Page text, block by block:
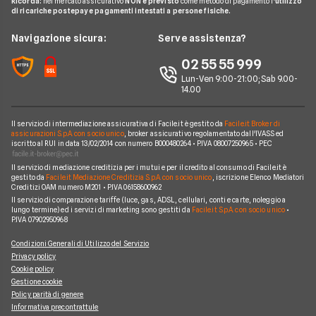
Noleggio Lungo Termine
News
Chi siamo
Perché scegliere Facile.it
Mappa del sito
Tiscali
Wind Tre
Aruba
Eolo
Operatori Internet Casa
Argomenti in evidenza internet casa
Notizie internet casa
Domande frequenti internet casa
di ricariche postepay e pagamenti intestati a persone fisiche.
Navigazione sicura: Serve assistenza?
02 55 55 999
Lun-Ven 9:00-21:00; Sab 9.00-
14.00
Il servizio di intermediazione assicurativa di Facile.it è gestito da Facile.it Broker di
assicurazioni S.p.A. con socio unico, broker assicurativo regolamentato dall'IVASS ed
iscritto al RUI in data 13/02/2014 con numero B000480264 • P.IVA 08007250965 • PEC
Il servizio di mediazione creditizia per i mutui e per il credito al consumo di Facile.it è
gestito da Facile.it Mediazione Creditizia S.p.A. con socio unico , iscrizione Elenco Mediatori
Creditizi OAM numero M201 • P.IVA 06158600962
Il servizio di comparazione tariffe (luce, gas, ADSL, cellulari, conti e carte, noleggio a
lungo termine) ed i servizi di marketing sono gestiti da Facile.it S.p.A. con socio unico•
P.IVA 07902950968
Condizioni Generali di Utilizzo del Servizio
Privacy policy
Cookie policy
Gestione cookie
Policy parità di genere
Informativa precontrattule